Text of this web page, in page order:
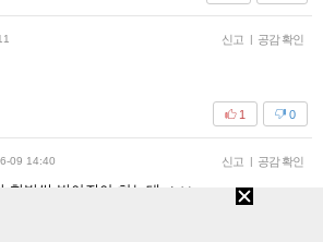
신고 | 공감 확인
0
1
09 14:40 신고 | 공감 확인
한발씩 박아줘야 하는데 ㅅㅂ